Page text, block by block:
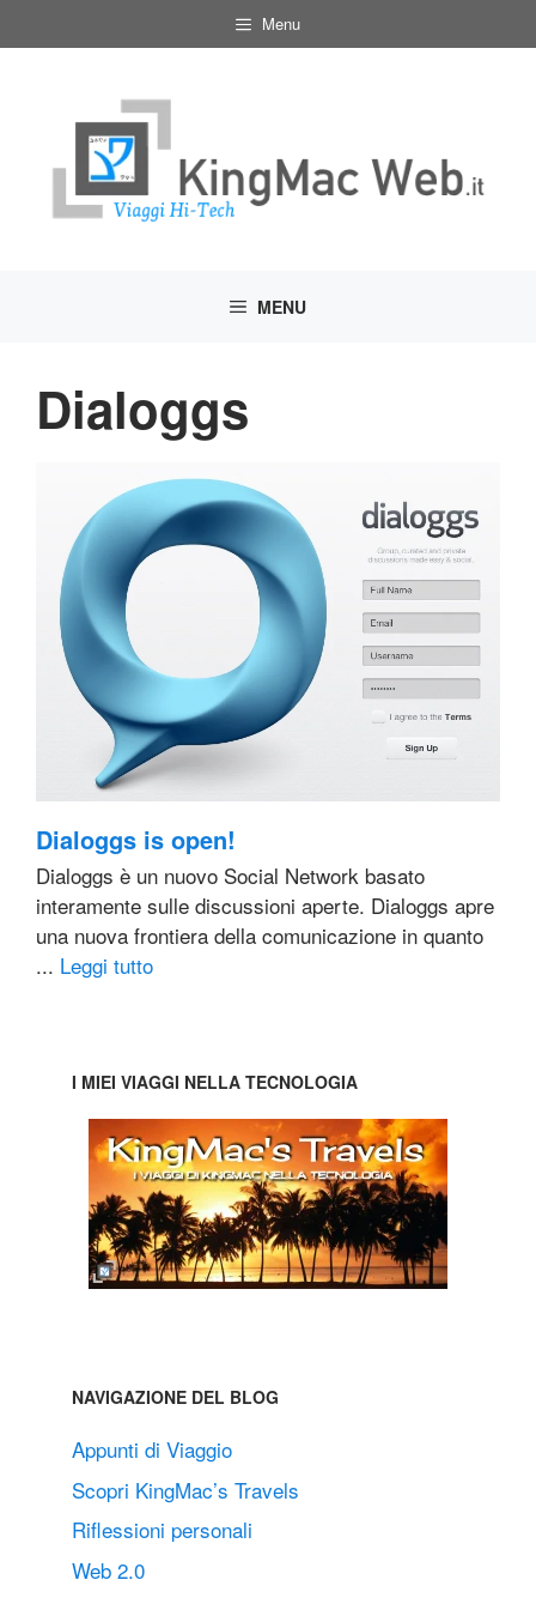
al
Menu
MENU
Dialoggs
Dialoggs is open!
Dialoggs è un nuovo Social Network basato
interamente sulle discussioni aperte. Dialoggs apre
una nuova frontiera della comunicazione in quanto
... Leggi tutto
I MIEI VIAGGI NELLA TECNOLOGIA
NAVIGAZIONE DEL BLOG
Appunti di Viaggio
Scopri KingMac’s Travels
Riflessioni personali
Web 2.0